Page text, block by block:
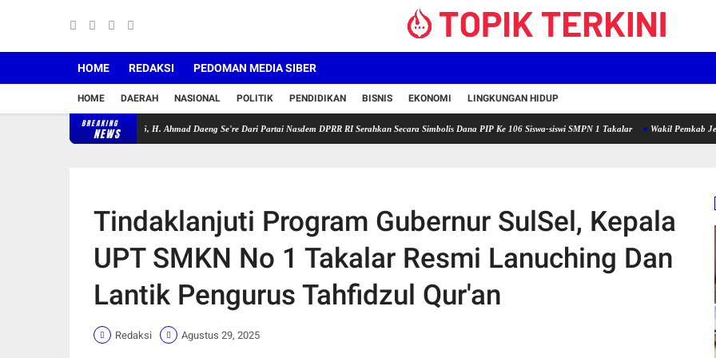
HOME REDAKSI PEDOMAN MEDIA SIBER
HOME DAERAH NASIONAL POLITIK PENDIDIKAN BISNIS EKONOMI LINGKUNGAN HIDUP
BREAKING
NEWS
V Tahun 2025-2026, H. Ahmad Daeng Se're Dari Partai Nasdem DPRR RI Serahkan Secara Simbolis Dana PIP Ke 106 Siswa-siswi SMPN 1 Takalar Wakil Pemkab Jeneponto
Tindaklanjuti Program Gubernur SulSel, Kepala
UPT SMKN No 1 Takalar Resmi Lanuching Dan
Lantik Pengurus Tahfidzul Qur'an
Redaksi Agustus 29, 2025